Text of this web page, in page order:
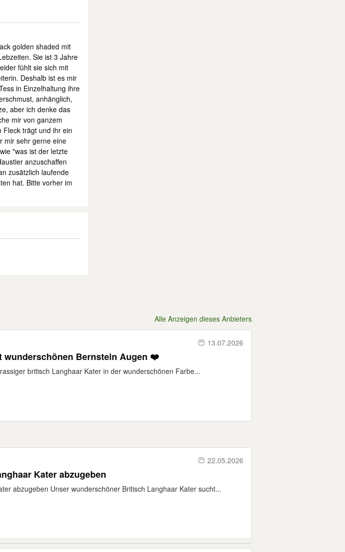
golden shaded mit
Sie ist 3 Jahre
fühlt sie sich mit
Deshalb ist es mir
in Einzelhaltung ihre
anhänglich,
aber ich denke das
mir von ganzem
Fleck trägt und ihr ein
mir sehr gerne eine
"was ist der letzte
anzuschaffen
zusätzlich laufende
hat. Bitte vorher im
Alle Anzeigen dieses Anbieters
13.07.2026
wunderschönen Bernstein Augen ❤️
britisch Langhaar Kater in der wunderschönen Farbe...
22.05.2026
Kater abzugeben
abzugeben Unser wunderschöner Britisch Langhaar Kater sucht...